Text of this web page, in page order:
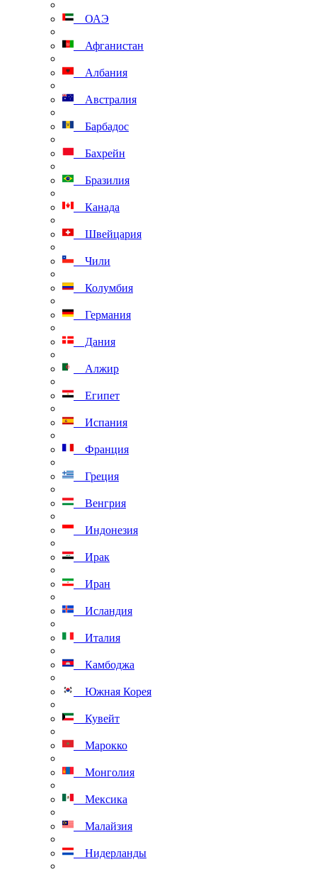
ОАЭ
Афганистан
Албания
Австралия
Барбадос
Бахрейн
Бразилия
Канада
Швейцария
Чили
Колумбия
Германия
Дания
Алжир
Египет
Испания
Франция
Греция
Венгрия
Индонезия
Ирак
Иран
Исландия
Италия
Камбоджа
Южная Корея
Кувейт
Марокко
Монголия
Мексика
Малайзия
Нидерланды